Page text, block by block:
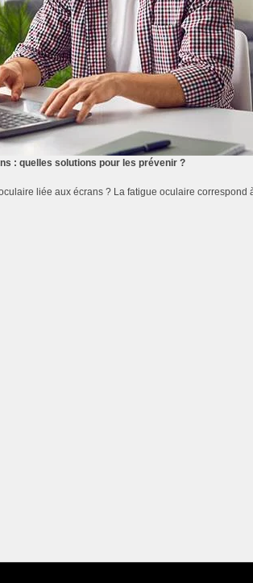
: quelles solutions pour les prévenir ?
liée aux écrans ? La fatigue oculaire